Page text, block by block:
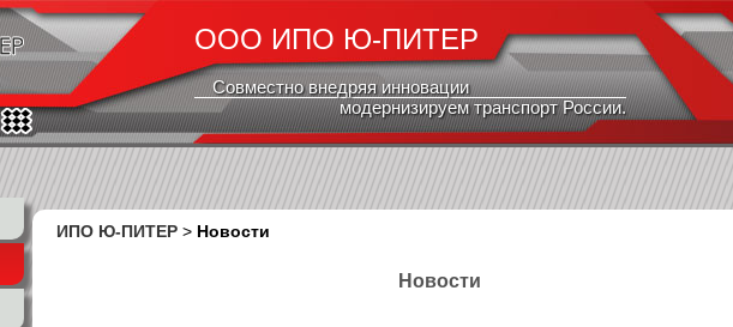
ООО ИПО Ю-ПИТЕР
Совместно внедряя инновации
модернизируем транспорт России.
ИПО Ю-ПИТЕР > Новости
Новости